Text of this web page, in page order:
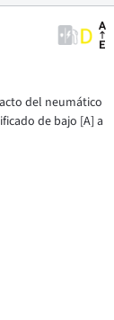
del neumático
de bajo [A] a